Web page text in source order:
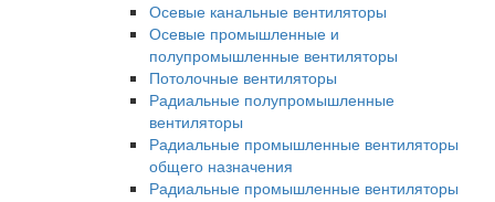
Осевые канальные вентиляторы
Осевые промышленные и
полупромышленные вентиляторы
Потолочные вентиляторы
Радиальные полупромышленные
вентиляторы
Радиальные промышленные вентиляторы
общего назначения
Радиальные промышленные вентиляторы